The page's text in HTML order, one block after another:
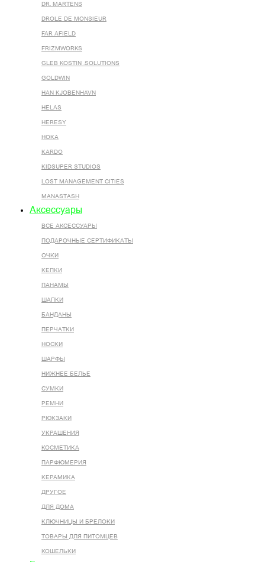
DR. MARTENS
DROLE DE MONSIEUR
FAR AFIELD
FRIZMWORKS
GLEB KOSTIN .SOLUTIONS
GOLDWIN
HAN KJOBENHAVN
HELAS
HERESY
HOKA
KARDO
KIDSUPER STUDIOS
LOST MANAGEMENT CITIES
MANASTASH
Аксессуары
ВСЕ AКСЕССУАРЫ
ПОДАРОЧНЫЕ СЕРТИФИКАТЫ
ОЧКИ
КЕПКИ
ПАНАМЫ
ШАПКИ
БАНДАНЫ
ПЕРЧАТКИ
НОСКИ
ШАРФЫ
НИЖНЕЕ БЕЛЬЕ
СУМКИ
РЕМНИ
РЮКЗАКИ
УКРАШЕНИЯ
КОСМЕТИКА
ПАРФЮМЕРИЯ
КЕРАМИКА
ДРУГОЕ
ДЛЯ ДОМА
КЛЮЧНИЦЫ И БРЕЛОКИ
ТОВАРЫ ДЛЯ ПИТОМЦЕВ
КОШЕЛЬКИ